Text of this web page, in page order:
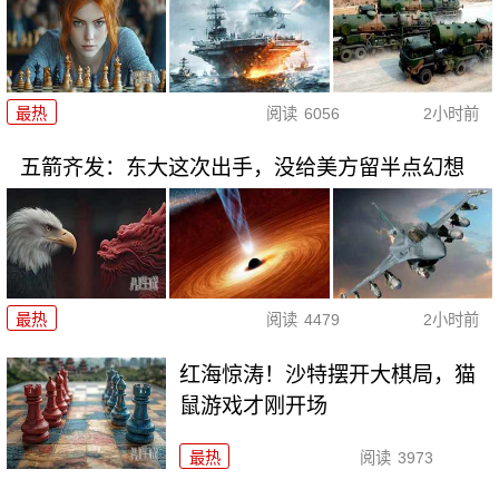
最热 阅读 6056 2小时前
五箭齐发：东大这次出手，没给美方留半点幻想
最热 阅读 4479 2小时前
红海惊涛！沙特摆开大棋局，猫
鼠游戏才刚开场
最热 阅读 3973